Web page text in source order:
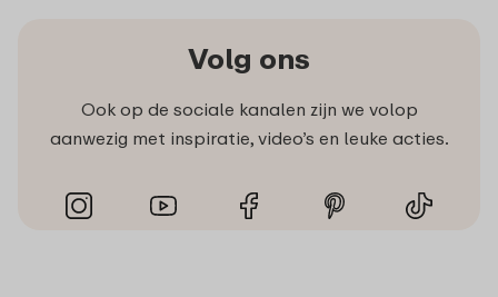
Volg ons
Ook op de sociale kanalen zijn we volop
aanwezig met inspiratie, video’s en leuke acties.